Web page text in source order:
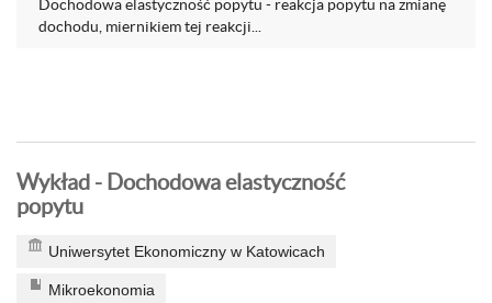
Dochodowa elastyczność popytu - reakcja popytu na zmianę
dochodu, miernikiem tej reakcji...
Wykład - Dochodowa elastyczność
popytu
Uniwersytet Ekonomiczny w Katowicach
Mikroekonomia